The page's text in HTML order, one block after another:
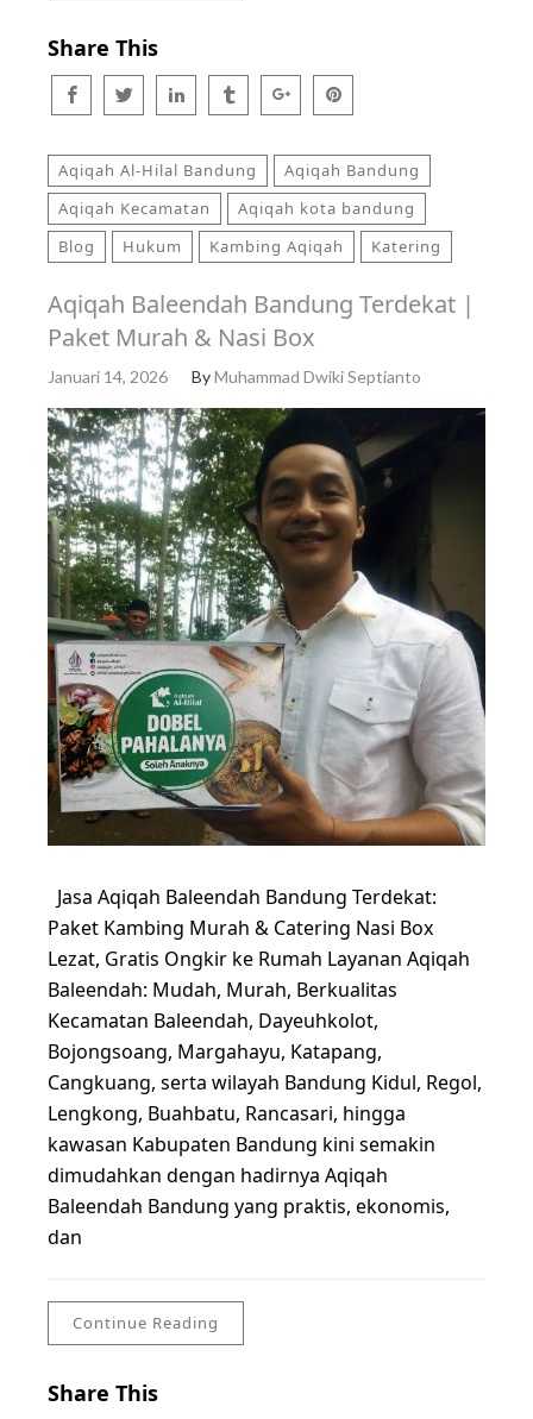
Share This
Aqiqah Al-Hilal Bandung
Aqiqah Bandung
Aqiqah Kecamatan
Aqiqah kota bandung
Blog
Hukum Kambing Aqiqah Katering
Aqiqah Baleendah Bandung Terdekat |
Paket Murah & Nasi Box
Januari 14, 2026 ByMuhammad Dwiki Septianto
Jasa Aqiqah Baleendah Bandung Terdekat:
Paket Kambing Murah & Catering Nasi Box
Lezat, Gratis Ongkir ke Rumah Layanan Aqiqah
Baleendah: Mudah, Murah, Berkualitas
Kecamatan Baleendah, Dayeuhkolot,
Bojongsoang, Margahayu, Katapang,
Cangkuang, serta wilayah Bandung Kidul, Regol,
Lengkong, Buahbatu, Rancasari, hingga
kawasan Kabupaten Bandung kini semakin
dimudahkan dengan hadirnya Aqiqah
Baleendah Bandung yang praktis, ekonomis,
dan
Continue Reading
Share This